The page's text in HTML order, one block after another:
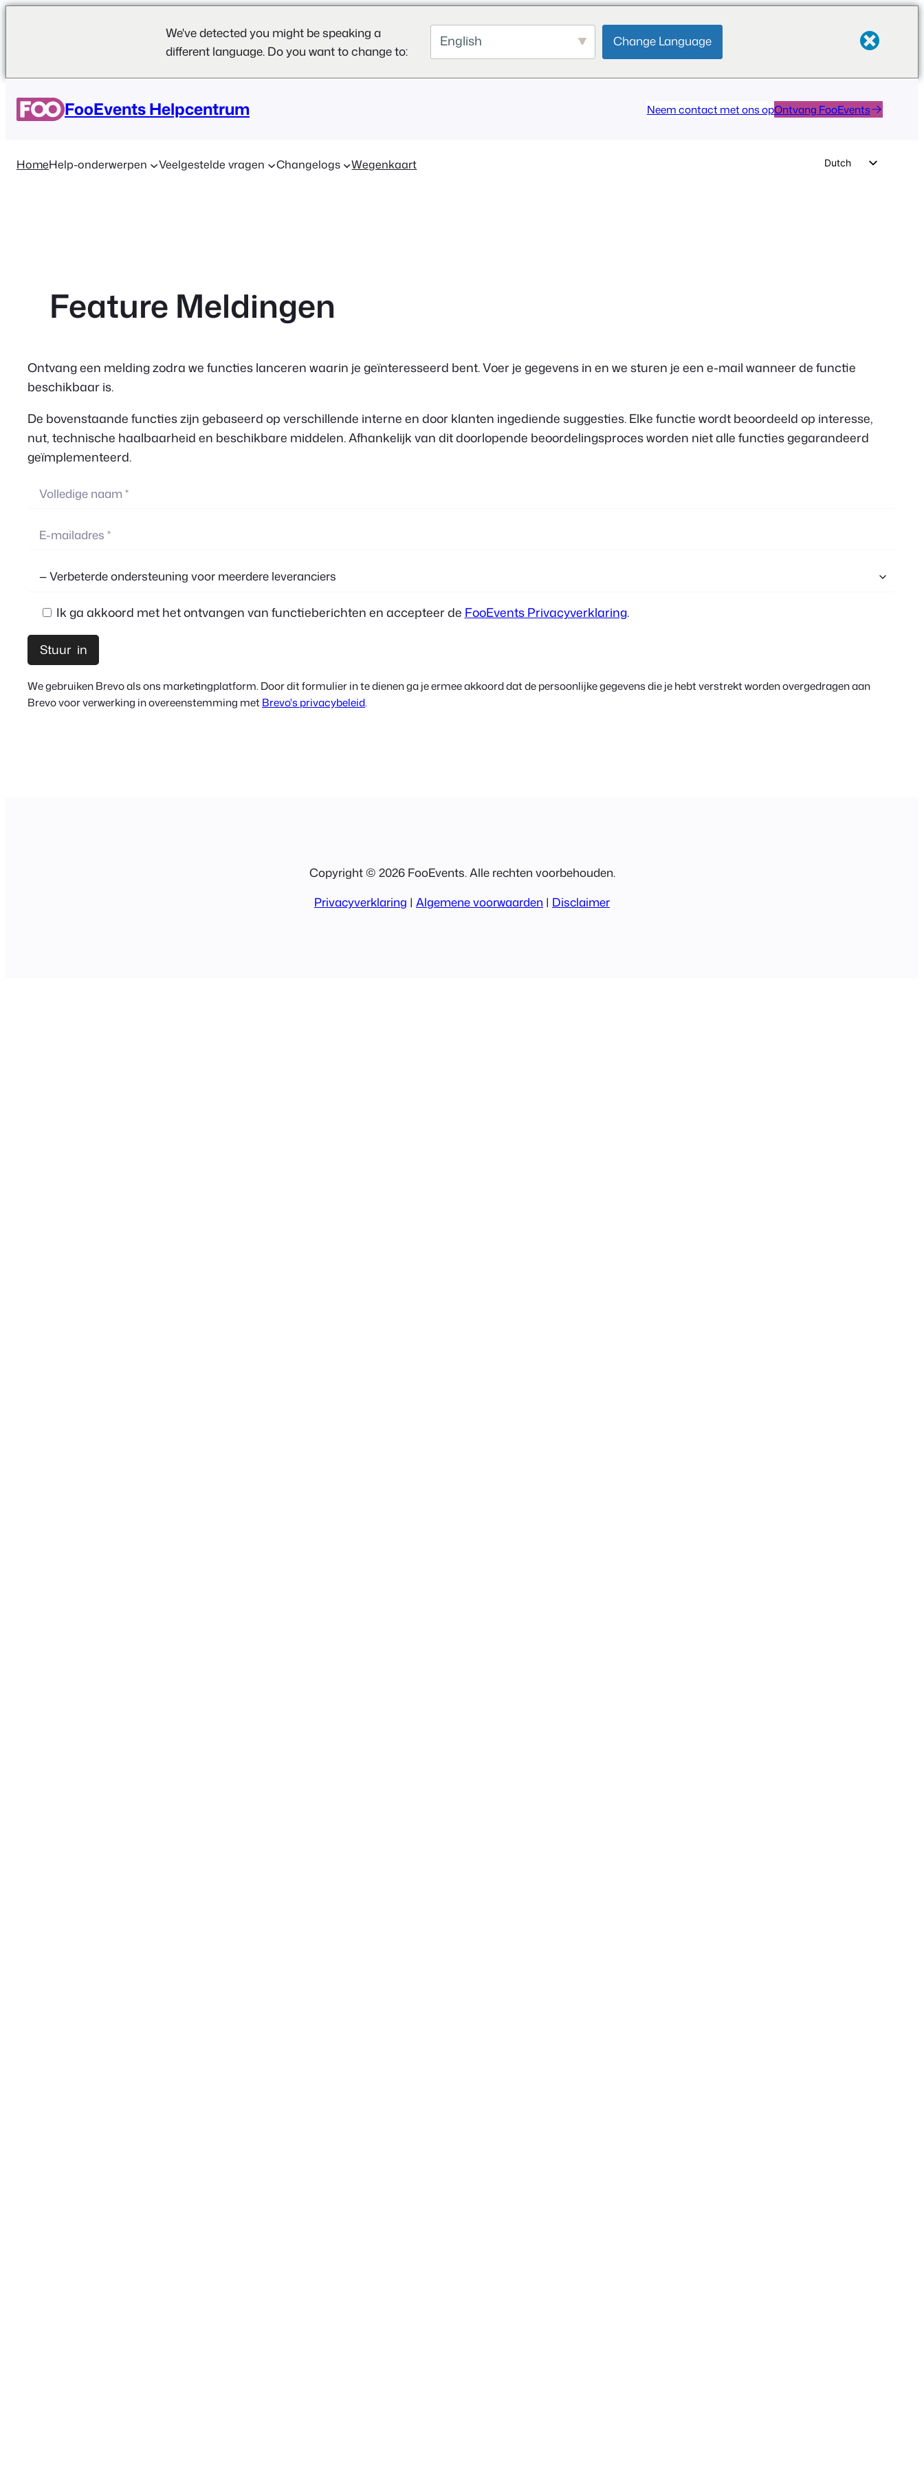
We've detected you might be speaking a
different language. Do you want to change to:
English Change Language
naar
de
FooEvents Helpcentrum Neem contact met ons opOntvang FooEvents
HomeHelp-onderwerpen Veelgestelde vragen Changelogs Wegenkaart
Dutch
Greek
Feature Meldingen
Ontvang een melding zodra we functies lanceren waarin je geïnteresseerd bent. Voer je gegevens in en we sturen je een e-mail wanneer de functie
beschikbaar is.
De bovenstaande functies zijn gebaseerd op verschillende interne en door klanten ingediende suggesties. Elke functie wordt beoordeeld op interesse,
nut, technische haalbaarheid en beschikbare middelen. Afhankelijk van dit doorlopende beoordelingsproces worden niet alle functies gegarandeerd
geïmplementeerd.
Ik ga akkoord met het ontvangen van functieberichten en accepteer de FooEvents Privacyverklaring.
We gebruiken Brevo als ons marketingplatform. Door dit formulier in te dienen ga je ermee akkoord dat de persoonlijke gegevens die je hebt verstrekt worden overgedragen aan
Brevo voor verwerking in overeenstemming met Brevo's privacybeleid.
Copyright © 2026 FooEvents. Alle rechten voorbehouden.
Privacyverklaring | Algemene voorwaarden | Disclaimer